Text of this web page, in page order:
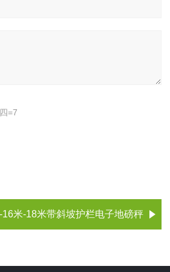
=7
16米-18米带斜坡护栏电子地磅秤